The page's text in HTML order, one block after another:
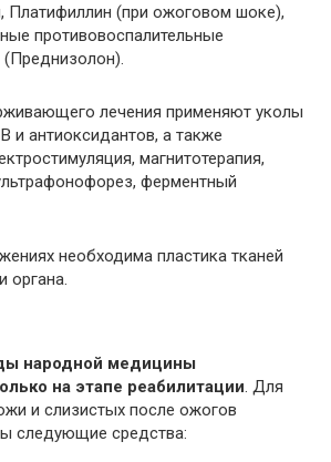
Платифиллин (при ожоговом шоке),
противовоспалительные
лечения применяют уколы
и антиоксидантов, а также
магнитотерапия,
ферментный
необходима пластика тканей
органа.
народной медицины
на этапе реабилитации . Для
и слизистых после ожогов
следующие средства: